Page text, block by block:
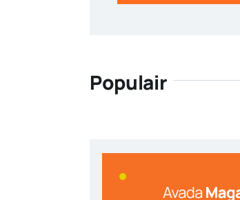
Populair